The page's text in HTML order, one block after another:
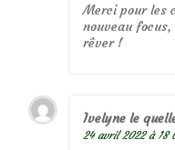
Merci pour les
nouveau
rêver !
Ivelyne le
24 avril 2022 à 18